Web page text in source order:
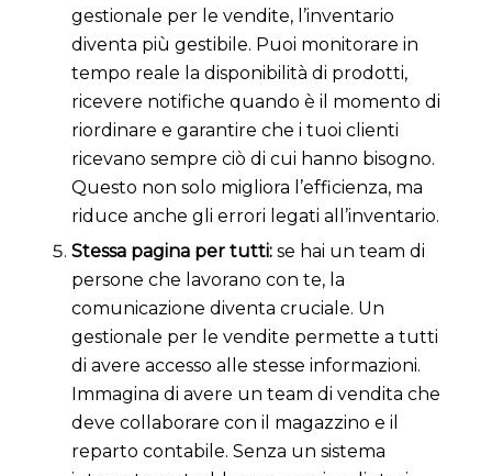
gestionale per le vendite, l’inventario
diventa più gestibile. Puoi monitorare in
tempo reale la disponibilità di prodotti,
ricevere notifiche quando è il momento di
riordinare e garantire che i tuoi clienti
ricevano sempre ciò di cui hanno bisogno.
Questo non solo migliora l’efficienza, ma
riduce anche gli errori legati all’inventario.
Stessa pagina per tutti: se hai un team di
persone che lavorano con te, la
comunicazione diventa cruciale. Un
gestionale per le vendite permette a tutti
di avere accesso alle stesse informazioni.
Immagina di avere un team di vendita che
deve collaborare con il magazzino e il
reparto contabile. Senza un sistema